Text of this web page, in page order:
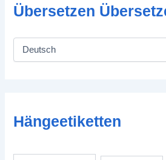
Übersetzen
Hängeetiketten